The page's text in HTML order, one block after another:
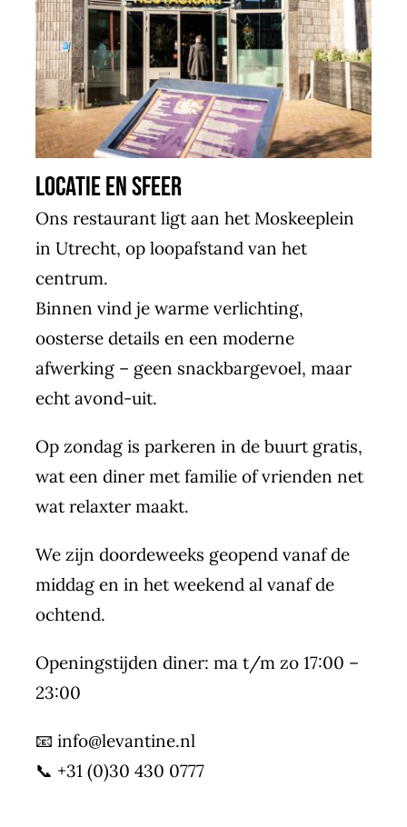
Locatie en sfeer
Ons restaurant ligt aan het Moskeeplein
in Utrecht, op loopafstand van het
centrum.
Binnen vind je warme verlichting,
oosterse details en een moderne
afwerking – geen snackbargevoel, maar
echt avond-uit.
Op zondag is parkeren in de buurt gratis,
wat een diner met familie of vrienden net
wat relaxter maakt.
We zijn doordeweeks geopend vanaf de
middag en in het weekend al vanaf de
ochtend.
Openingstijden diner: ma t/m zo 17:00 –
23:00
📧 info@levantine.nl
📞 +31 (0)30 430 0777